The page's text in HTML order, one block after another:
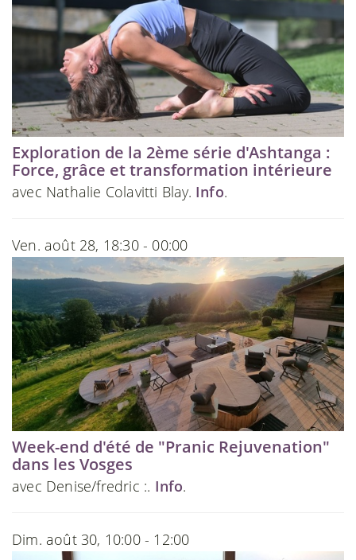
Exploration de la 2ème série d'Ashtanga :
Force, grâce et transformation intérieure
avec Nathalie Colavitti Blay. Info.
Ven. août 28, 18:30 - 00:00
Week-end d'été de "Pranic Rejuvenation"
dans les Vosges
avec Denise/fredric :. Info.
Dim. août 30, 10:00 - 12:00